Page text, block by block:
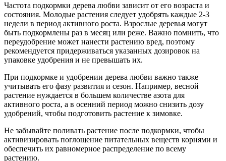
Частота подкормки дерева любви зависит от его возраста и
состояния. Молодые растения следует удобрять каждые 2-3
недели в период активного роста. Взрослые деревья могут
быть подкормлены раз в месяц или реже. Важно помнить, что
переудобрение может нанести растению вред, поэтому
рекомендуется придерживаться указанных дозировок на
упаковке удобрения и не превышать их.
При подкормке и удобрении дерева любви важно также
учитывать его фазу развития и сезон. Например, весной
растение нуждается в большем количестве азота для
активного роста, а в осенний период можно снизить дозу
удобрений, чтобы подготовить растение к зимовке.
Не забывайте поливать растение после подкормки, чтобы
активизировать поглощение питательных веществ корнями и
обеспечить их равномерное распределение по всему
растению.